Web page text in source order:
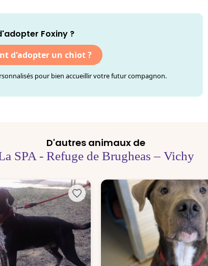
Foxiny ?
d'adopter un chiot ?
pour bien accueillir votre futur compagnon.
D'autres animaux de
SPA - Refuge de Brugheas – Vichy